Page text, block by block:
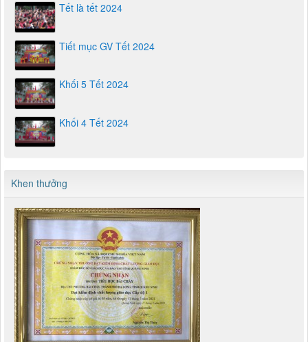
Tết là tết 2024
Tiết mục GV Tết 2024
Khối 5 Tết 2024
Khối 4 Tết 2024
Khen thưởng